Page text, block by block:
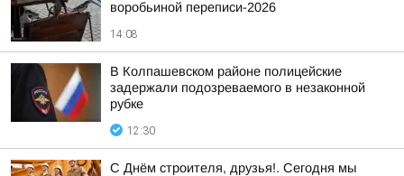
воробьиной переписи-2026
14:08
В Колпашевском районе полицейские
задержали подозреваемого в незаконной
рубке
12:30
С Днём строителя, друзья!. Сегодня мы